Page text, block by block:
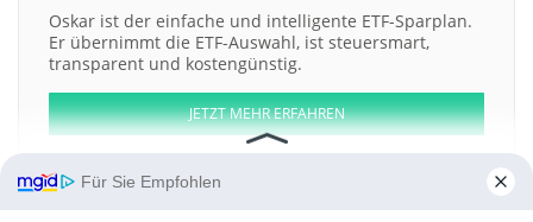
Oskar ist der einfache und intelligente ETF-Sparplan.
Er übernimmt die ETF-Auswahl, ist steuersmart,
transparent und kostengünstig.
JETZT MEHR ERFAHREN
Für Sie Empfohlen